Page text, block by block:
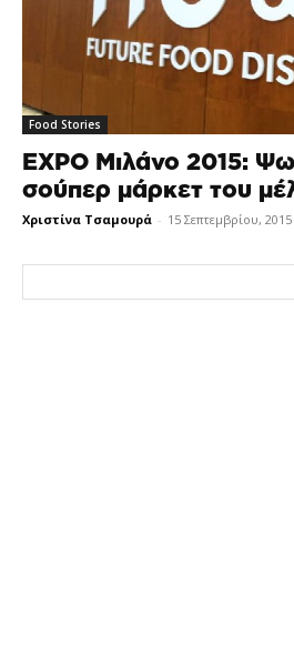
Food Stories
EXPO Μιλάνο 2015:
σούπερ μάρκετ του
Χριστίνα Τσαμουρά - 15 Σεπτεμβρίου, 2015